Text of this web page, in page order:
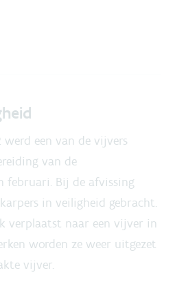
werd een van de vijvers
van de
februari. Bij de afvissing
in veiligheid gebracht.
verplaatst naar een vijver in
worden ze weer uitgezet
vijver.